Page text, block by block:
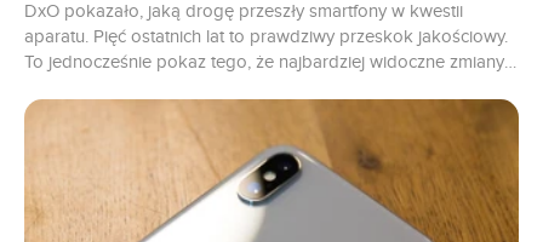
DxO pokazało, jaką drogę przeszły smartfony w kwestii
aparatu. Pięć ostatnich lat to prawdziwy przeskok jakościowy.
To jednocześnie pokaz tego, że najbardziej widoczne zmiany
smartfonach.